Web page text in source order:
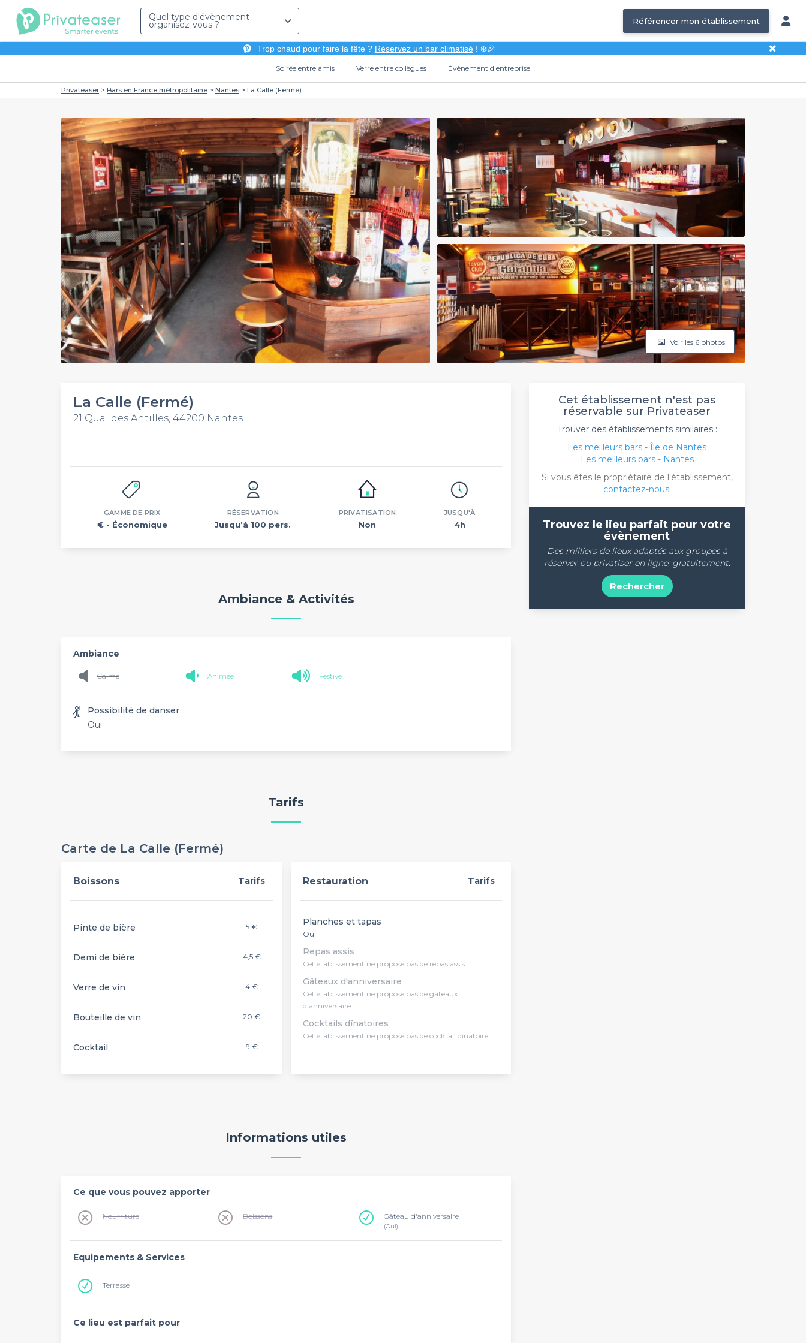
Quel type d'évènement
organisez-vous ? Référencer mon établissement
Trop chaud pour faire la fête ? Réservez un bar climatisé! ❄️🎉 ✖
Soirée entre amis Verre entre collègues Évènement d'entreprise
Privateaser Bars en France métropolitaine Nantes La Calle (Fermé)
Voir les 6 photos
La Calle (Fermé)
21 Quai des Antilles, 44200 Nantes
GAMME DE PRIX
€ - Économique
RÉSERVATION
Jusqu’à 100 pers.
PRIVATISATION
Non
JUSQU'À
4h
Ambiance & Activités
Ambiance
Calme Animée Festive
💃
Possibilité de danser
Oui
Tarifs
Carte de La Calle (Fermé)
Boissons Tarifs
Pinte de bière 5 €
Demi de bière 4,5 €
Verre de vin 4 €
Bouteille de vin 20 €
Cocktail 9 €
Restauration Tarifs
Planches et tapas
Oui
Repas assis
Cet établissement ne propose pas de repas assis
Gâteaux d'anniversaire
Cet établissement ne propose pas de gâteaux
d'anniversaire
Cocktails dînatoires
Cet établissement ne propose pas de cocktail dînatoire
Informations utiles
Ce que vous pouvez apporter
Nourriture Boissons Gâteau d'anniversaire
(Oui)
Equipements & Services
Terrasse
Ce lieu est parfait pour
Cet établissement n'est pas
réservable sur Privateaser
Trouver des établissements similaires :
Les meilleurs bars - Île de Nantes
Les meilleurs bars - Nantes
Si vous êtes le propriétaire de l'établissement,
contactez-nous.
Trouvez le lieu parfait pour votre
évènement
Des milliers de lieux adaptés aux groupes à
réserver ou privatiser en ligne, gratuitement.
Rechercher